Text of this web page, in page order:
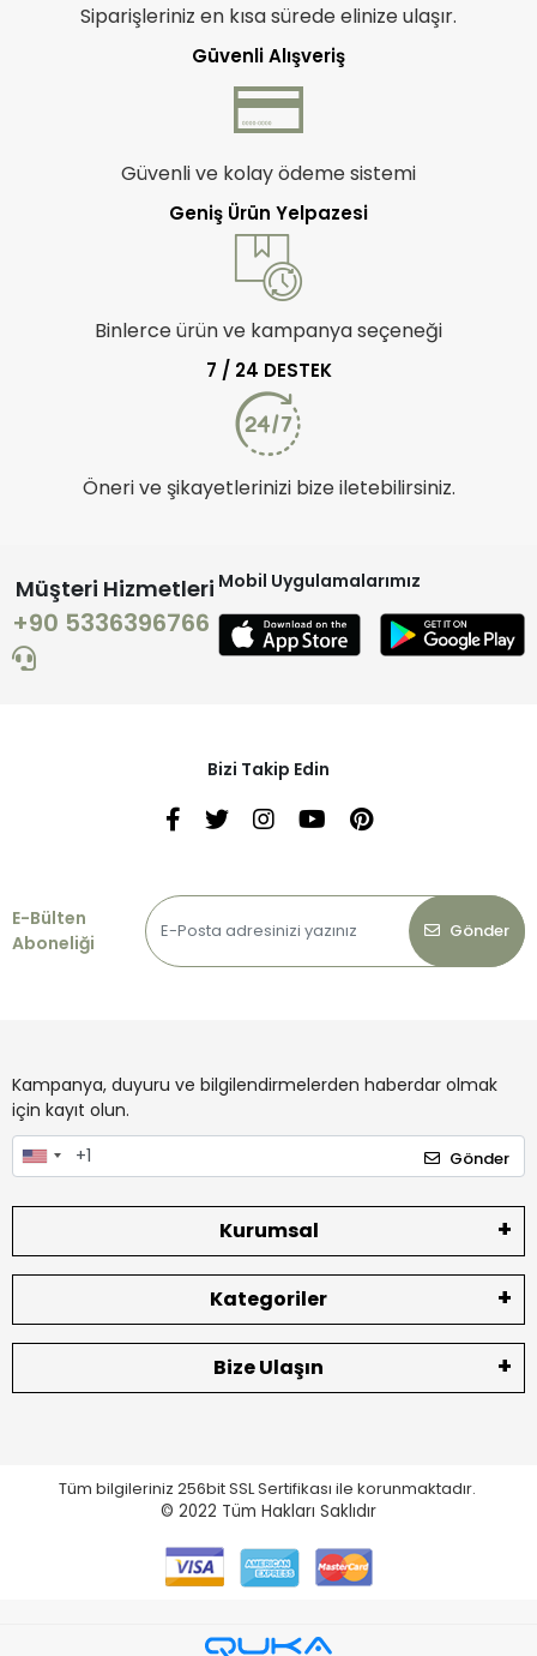
Siparişleriniz en kısa sürede elinize ulaşır.
Güvenli Alışveriş
Güvenli ve kolay ödeme sistemi
Geniş Ürün Yelpazesi
Binlerce ürün ve kampanya seçeneği
7 / 24 DESTEK
Öneri ve şikayetlerinizi bize iletebilirsiniz.
Müşteri Hizmetleri
+90 5336396766
Mobil Uygulamalarımız
Bizi Takip Edin
E-Bülten
Aboneliği
Gönder
Kampanya, duyuru ve bilgilendirmelerden haberdar olmak
için kayıt olun.
Gönder
Kurumsal
Kategoriler
Bize Ulaşın
Tüm bilgileriniz 256bit SSL Sertifikası ile korunmaktadır.
© 2022 Tüm Hakları Saklıdır